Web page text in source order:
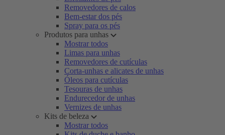
Removedores de calos
Bem-estar dos pés
Spray para os pés
Produtos para unhas
Mostrar todos
Limas para unhas
Removedores de cutículas
Corta-unhas e alicates de unhas
Óleos para cutículas
Tesouras de unhas
Endurecedor de unhas
Vernizes de unhas
Kits de beleza
Mostrar todos